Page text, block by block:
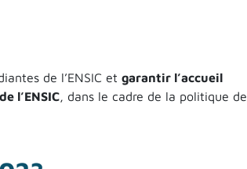
de l’ENSIC etgarantir l’accueil
l’ENSIC, dans le cadre de la politique de